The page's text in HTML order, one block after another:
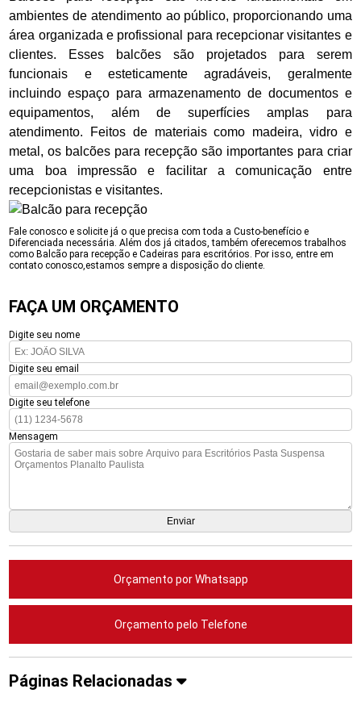
ambientes de atendimento ao público, proporcionando uma
área organizada e profissional para recepcionar visitantes e
clientes. Esses balcões são projetados para serem
funcionais e esteticamente agradáveis, geralmente
incluindo espaço para armazenamento de documentos e
equipamentos, além de superfícies amplas para
atendimento. Feitos de materiais como madeira, vidro e
metal, os balcões para recepção são importantes para criar
uma boa impressão e facilitar a comunicação entre
recepcionistas e visitantes.
Fale conosco e solicite já o que precisa com toda a Custo-benefício e
Diferenciada necessária. Além dos já citados, também oferecemos trabalhos
como Balcão para recepção e Cadeiras para escritórios. Por isso, entre em
contato conosco,estamos sempre a disposição do cliente.
FAÇA UM ORÇAMENTO
Digite seu nome
Digite seu email
Digite seu telefone
Mensagem
Orçamento por Whatsapp
Orçamento pelo Telefone
Páginas Relacionadas